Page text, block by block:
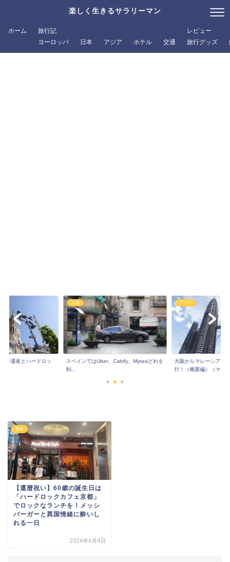
楽しく生きるサラリーマン
ホーム
旅行記
ヨーロッパ
日本 アジア ホテル 交通
レビュー
旅行グッズ
界遺産とハードロッ
交通
スペインではUber、Cabify、Mytaxiどれを
利...
アジア
大阪からマレーシア！
行！（概要編）（マレ...
飲食
【還暦祝い】60歳の誕生日は
「ハードロックカフェ京都」
でロックなランチを！メッシ
バーガーと異国情緒に酔いし
れる一日
2026年6月4日